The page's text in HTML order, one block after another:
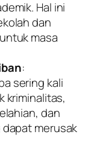
Hal ini
dan
masa
:
sering kali
kriminalitas,
dan
merusak